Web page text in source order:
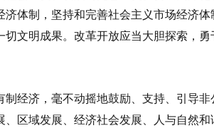
体制，坚持和完善社会主义市场经济
文明成果。改革开放应当大胆探索，
经济，毫不动摇地鼓励、支持、引导
区域发展、经济社会发展、人与自然